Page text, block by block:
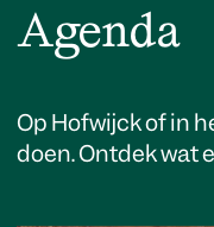
Agenda
Op Hofwijck of in
doen. Ontdek wat